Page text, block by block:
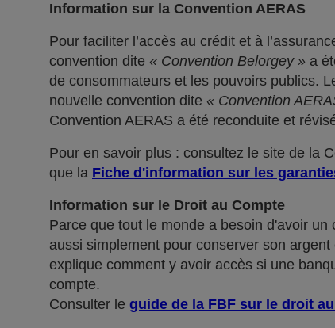
Information sur la Convention AERAS
Pour faciliter l’accès au crédit et à
convention dite « Convention Belorgey » a
de consommateurs et les pouvoirs publics.
nouvelle convention dite « Convention
Convention AERAS a été reconduite et
Pour en savoir plus : consultez le site de la
que la Fiche d'information sur les
Information sur le Droit au Compte
Parce que tout le monde a besoin d'avoir
aussi simplement pour conserver son
explique comment y avoir accès si une
compte.
Consulter le guide de la FBF sur le droit